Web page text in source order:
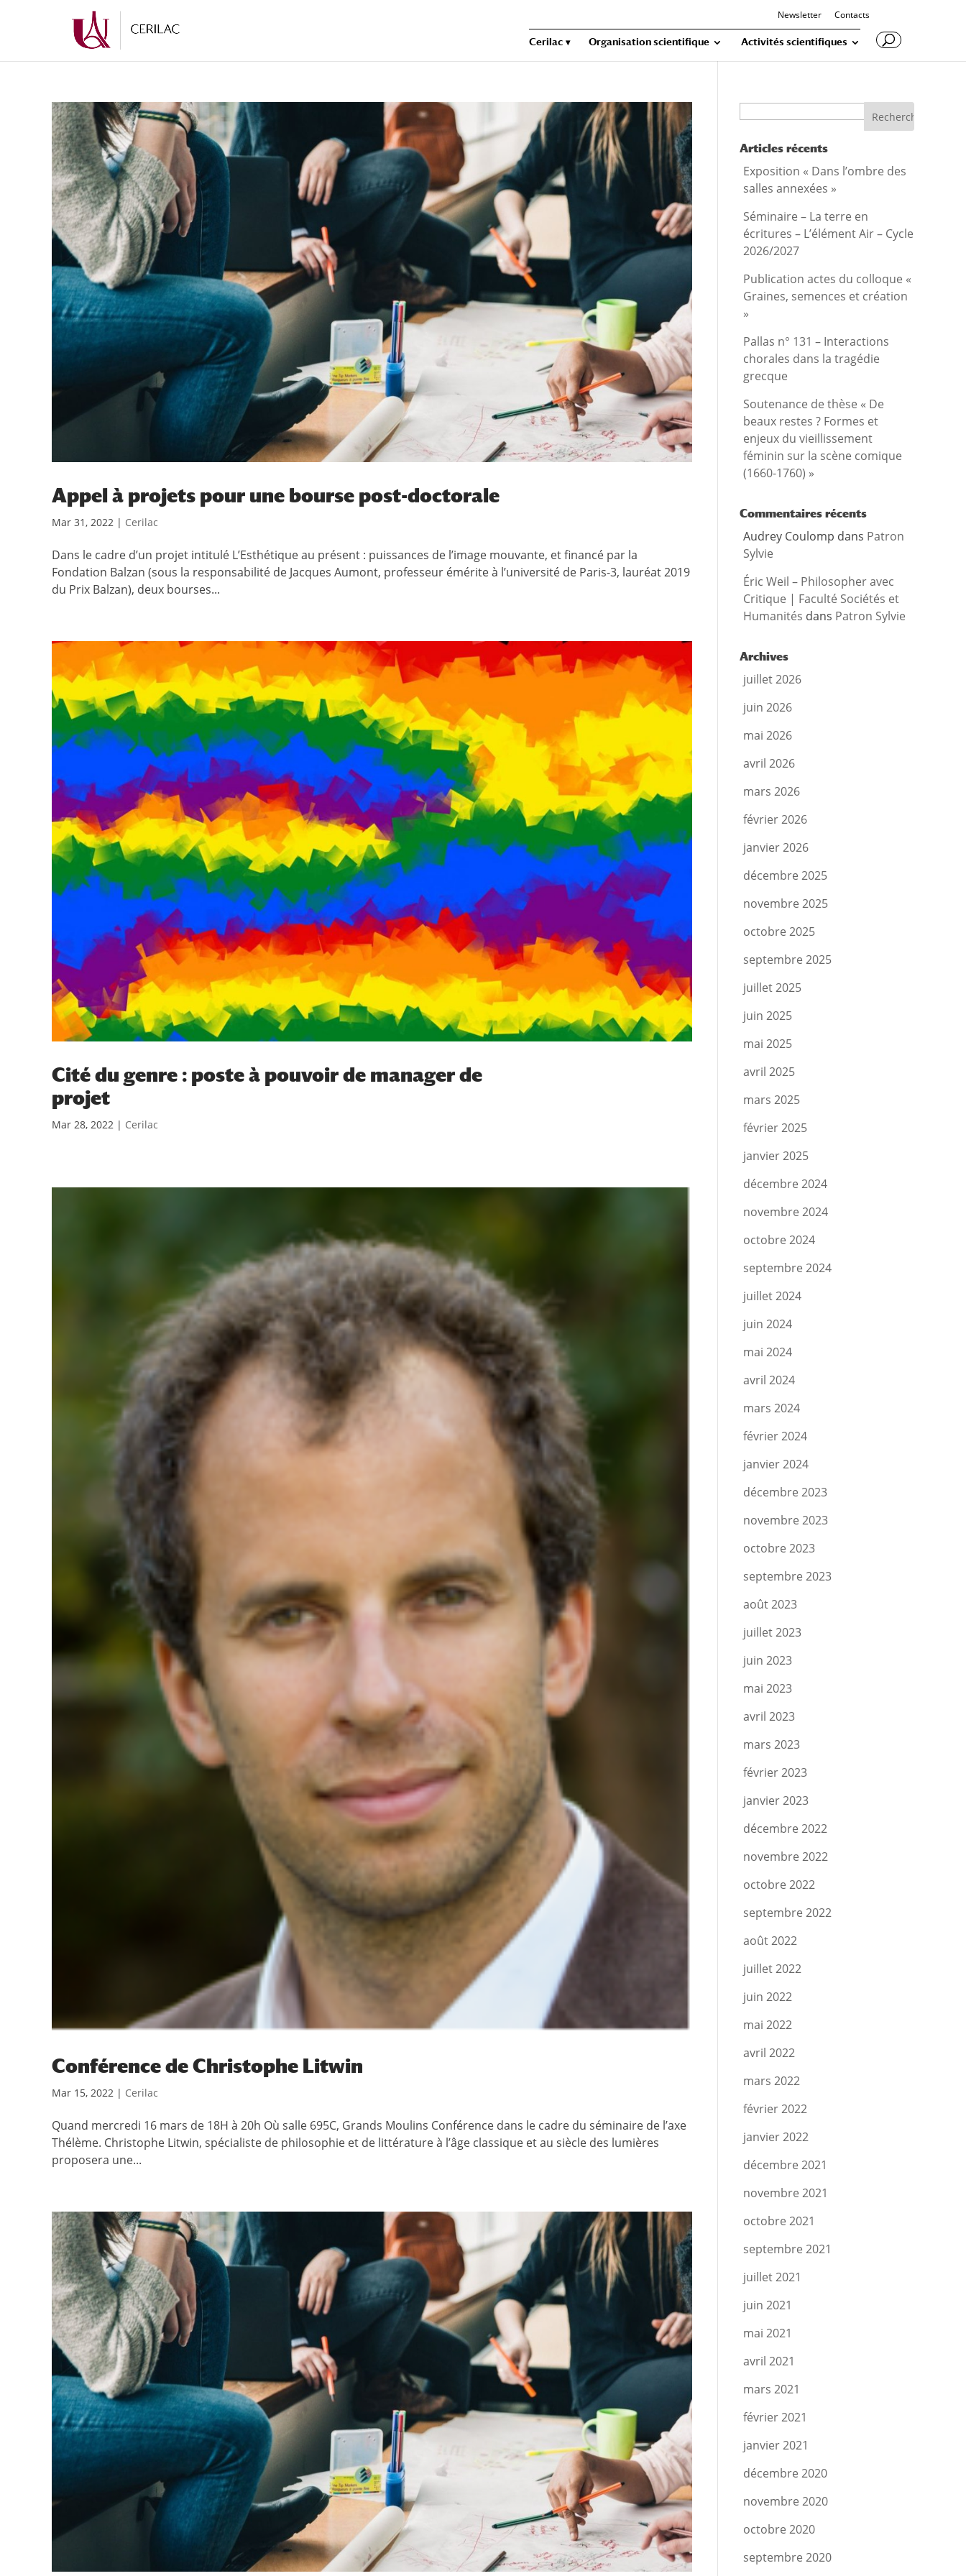
Newsletter Contacts
Cerilac Organisation scientifique Activités scientifiques
Appel à projets pour une bourse post-doctorale
Mar 31, 2022 | Cerilac
Dans le cadre d’un projet intitulé L’Esthétique au présent : puissances de l’image mouvante, et financé par la
Fondation Balzan (sous la responsabilité de Jacques Aumont, professeur émérite à l’université de Paris-3, lauréat 2019
du Prix Balzan), deux bourses...
Cité du genre : poste à pouvoir de manager de
projet
Mar 28, 2022 | Cerilac
Conférence de Christophe Litwin
Mar 15, 2022 | Cerilac
Quand mercredi 16 mars de 18H à 20h Où salle 695C, Grands Moulins Conférence dans le cadre du séminaire de l’axe
Thélème. Christophe Litwin, spécialiste de philosophie et de littérature à l’âge classique et au siècle des lumières
proposera une...
Articles récents
Exposition « Dans l’ombre des
salles annexées »
Séminaire – La terre en
écritures – L’élément Air – Cycle
2026/2027
Publication actes du colloque «
Graines, semences et création
»
Pallas n° 131 – Interactions
chorales dans la tragédie
grecque
Soutenance de thèse « De
beaux restes ? Formes et
enjeux du vieillissement
féminin sur la scène comique
(1660-1760) »
Commentaires récents
Audrey Coulomp dans Patron
Sylvie
Éric Weil – Philosopher avec
Critique | Faculté Sociétés et
Humanités dans Patron Sylvie
Archives
juillet 2026
juin 2026
mai 2026
avril 2026
mars 2026
février 2026
janvier 2026
décembre 2025
novembre 2025
octobre 2025
septembre 2025
juillet 2025
juin 2025
mai 2025
avril 2025
mars 2025
février 2025
janvier 2025
décembre 2024
novembre 2024
octobre 2024
septembre 2024
juillet 2024
juin 2024
mai 2024
avril 2024
mars 2024
février 2024
janvier 2024
décembre 2023
novembre 2023
octobre 2023
septembre 2023
août 2023
juillet 2023
juin 2023
mai 2023
avril 2023
mars 2023
février 2023
janvier 2023
décembre 2022
novembre 2022
octobre 2022
septembre 2022
août 2022
juillet 2022
juin 2022
mai 2022
avril 2022
mars 2022
février 2022
janvier 2022
décembre 2021
novembre 2021
octobre 2021
septembre 2021
juillet 2021
juin 2021
mai 2021
avril 2021
mars 2021
février 2021
janvier 2021
décembre 2020
novembre 2020
octobre 2020
septembre 2020